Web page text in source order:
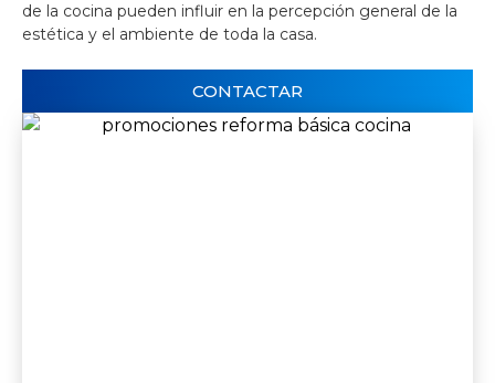
de la cocina pueden influir en la percepción general de la
estética y el ambiente de toda la casa.
CONTACTAR